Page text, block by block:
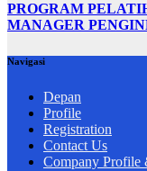
PROGRAM
MANAGER
Navigasi
Depan
Profile
Registration
Contact Us
Company Profile